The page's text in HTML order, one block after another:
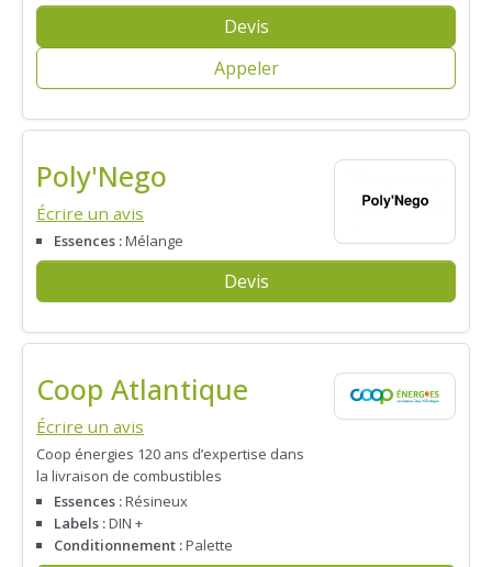
Devis
Appeler
Poly'Nego
Écrire un avis
Essences :Mélange
Devis
Coop Atlantique
Écrire un avis
Coop énergies 120 ans d’expertise dans
la livraison de combustibles
Essences :Résineux
Labels :DIN +
Conditionnement :Palette